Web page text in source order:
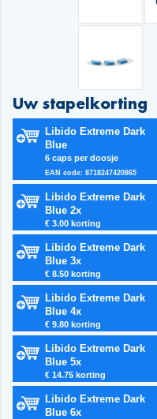
Uw stapelkorting
Libido Extreme Dark
Blue
6 caps per doosje
EAN code: 8718247420865
Libido Extreme Dark
Blue 2x
€ 3.00 korting
Libido Extreme Dark
Blue 3x
€ 8.50 korting
Libido Extreme Dark
Blue 4x
€ 9.80 korting
Libido Extreme Dark
Blue 5x
€ 14.75 korting
Libido Extreme Dark
Blue 6x